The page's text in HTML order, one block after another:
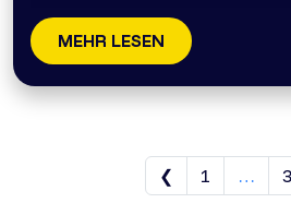
MEHR LESEN
❮ 1 … 3